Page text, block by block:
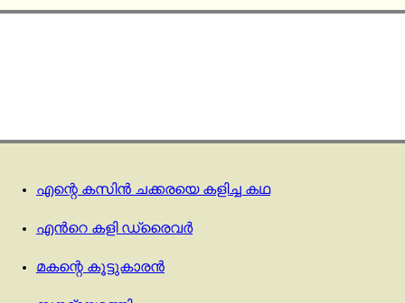
എന്റെ കസിൻ ചക്കരയെ കളിച്ച കഥ
എന്‍റെ കളി ഡ്രൈവര്‍
മകന്റെ കൂട്ടുകാരൻ